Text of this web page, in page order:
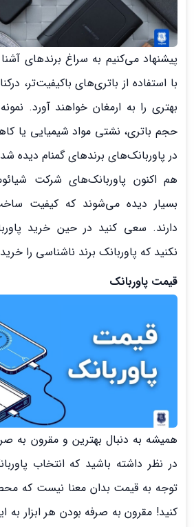
پیشنهاد می‌کنیم به سراغ برند‌های
با استفاده از باتری‌های باکیفیت‌تر،
بهتری را به ارمغان خواهند آورد.
حجم باتری، نشتی مواد شیمیایی یا
در پاوربانک‌های برند‌های گمنام دیده
هم اکنون پاوربانک‌های شرکت
بسیار دیده می‌شوند که کیفیت
دارند. سعی کنید در حین خرید
نکنید که پاوربانک برند ناشناسی را
قیمت پاوربانک
همیشه به دنبال بهترین و مقرون به
در نظر داشته باشید که انتخاب
توجه به قیمت بدان معنا نیست که
کنید! مقرون به صرفه بودن هر ابزار به